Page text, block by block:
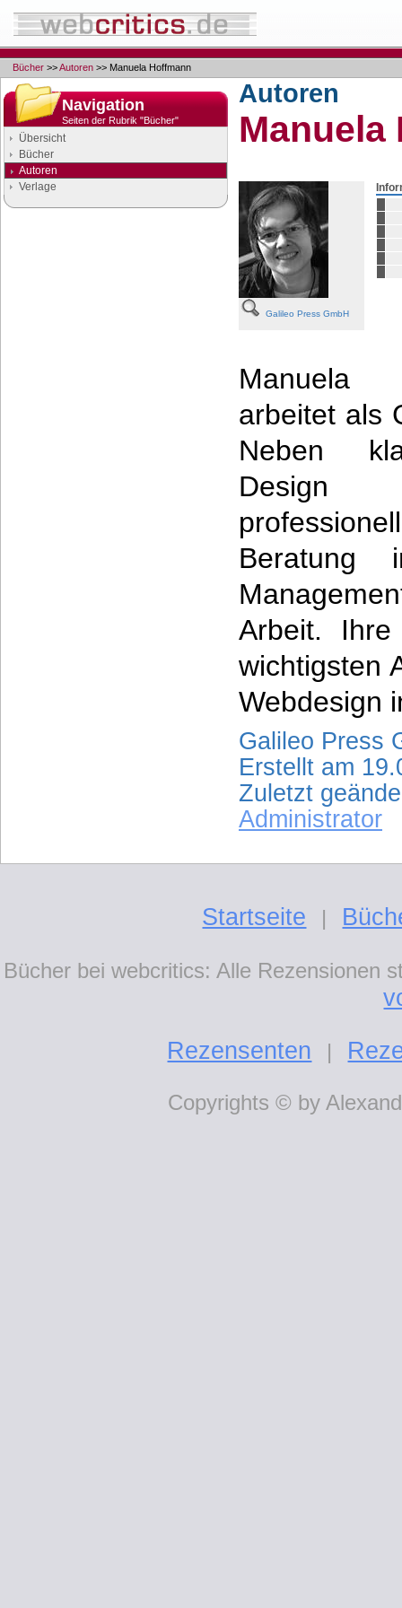
Bücher >>Autoren >> Manuela Hoffmann
Navigation
Seiten der Rubrik "Bücher"
Übersicht
Bücher
Autoren
Verlage
Autoren
Manuela
Galileo Press GmbH
Manuela
arbeitet als
Neben
Design
Beratung
Arbeit.
wichtigsten
Webdesign
Galileo Press
Erstellt am
Zuletzt
Administrator
Startseite |
Bücher bei webcritics: Alle Rezensionen
Rezensenten
|
Copyrights © by